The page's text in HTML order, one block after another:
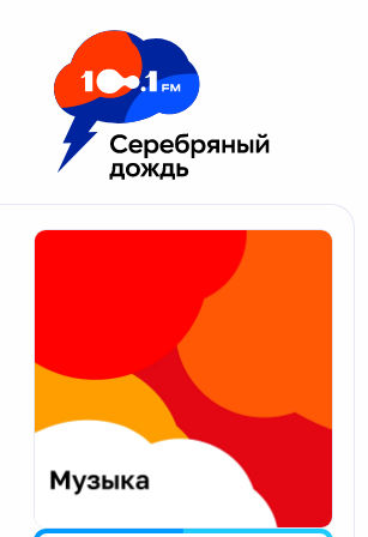
Москва 100.1 FM
Апатиты
Екатеринбург
Калининград
Калуга